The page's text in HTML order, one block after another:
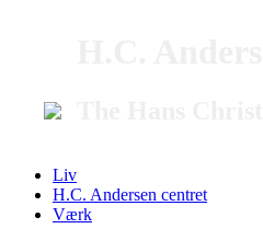
Liv
H.C. Andersen centret
Værk